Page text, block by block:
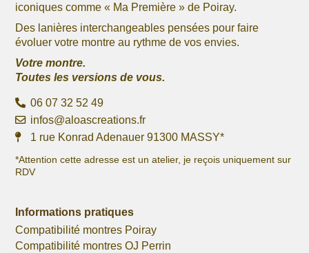
iconiques comme « Ma Première » de Poiray.
Des lanières interchangeables pensées pour faire
évoluer votre montre au rythme de vos envies.
Votre montre.
Toutes les versions de vous.
06 07 32 52 49
infos@aloascreations.fr
1 rue Konrad Adenauer 91300 MASSY*
*Attention cette adresse est un atelier, je reçois uniquement sur
RDV
Informations pratiques
Compatibilité montres Poiray
Compatibilité montres OJ Perrin